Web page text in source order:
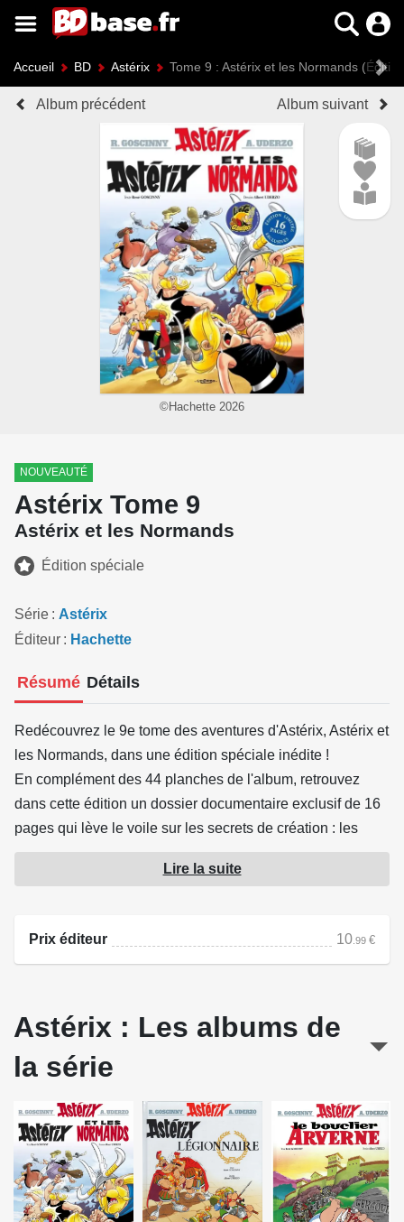
Accueil BD Astérix Tome 9 : Astérix et les Normands
Album précédent Album suivant
©Hachette 2026
NOUVEAUTÉ
Astérix Tome 9
Astérix et les Normands
Édition spéciale
Série
Astérix
Éditeur
Hachette
Résumé Détails
Redécouvrez le 9e tome des aventures d'Astérix, Astérix et
les Normands, dans une édition spéciale inédite !
En complément des 44 planches de l'album, retrouvez
dans cette édition un dossier documentaire exclusif de 16
pages qui lève le voile sur les secrets de création : les
mécanismes comiques du récit, la naissance du
personnage de Goudurix, ou encore les références
Source : Hachette
Lire la suite
Prix éditeur 10.99 €
Astérix : Les albums de
la série